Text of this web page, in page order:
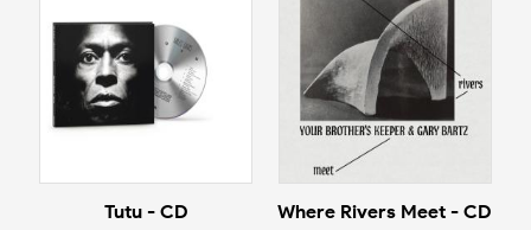
Tutu - CD
Where Rivers Meet - CD